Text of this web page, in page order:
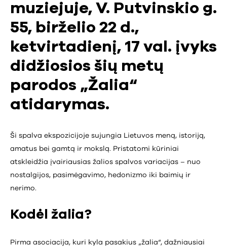
muziejuje, V. Putvinskio g.
55, birželio 22 d.,
ketvirtadienį, 17 val. įvyks
didžiosios šių metų
parodos „Žalia“
atidarymas.
Ši spalva ekspozicijoje sujungia Lietuvos meną, istoriją,
amatus bei gamtą ir mokslą. Pristatomi kūriniai
atskleidžia įvairiausias žalios spalvos variacijas – nuo
nostalgijos, pasimėgavimo, hedonizmo iki baimių ir
nerimo.
Kodėl žalia?
Pirma asociacija, kuri kyla pasakius „žalia“, dažniausiai